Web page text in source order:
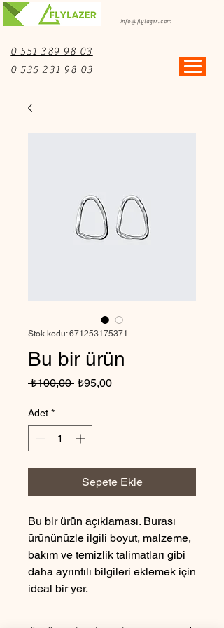
0 551 389 98 03
0 535 231 98 03
info@flylazer.com
Stok kodu: 671253175371
Bu bir ürün
₺100,00 Normal
₺95,00İndirimli
Adet *
Sepete Ekle
Bu bir ürün açıklaması. Burası
ürününüzle ilgili boyut, malzeme,
bakım ve temizlik talimatları gibi
daha ayrıntılı bilgileri eklemek için
ideal bir yer.